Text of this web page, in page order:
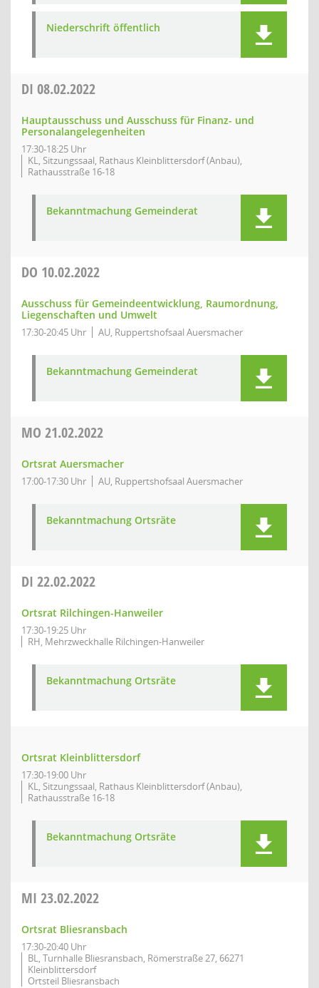
Niederschrift öffentlich
DI 08.02.2022
Hauptausschuss und Ausschuss für Finanz- und
Personalangelegenheiten
17:30-18:25 Uhr
KL, Sitzungssaal, Rathaus Kleinblittersdorf (Anbau),
Rathausstraße 16-18
Bekanntmachung Gemeinderat
DO 10.02.2022
Ausschuss für Gemeindeentwicklung, Raumordnung,
Liegenschaften und Umwelt
17:30-20:45 Uhr AU, Ruppertshofsaal Auersmacher
Bekanntmachung Gemeinderat
MO 21.02.2022
Ortsrat Auersmacher
17:00-17:30 Uhr AU, Ruppertshofsaal Auersmacher
Bekanntmachung Ortsräte
DI 22.02.2022
Ortsrat Rilchingen-Hanweiler
17:30-19:25 Uhr
RH, Mehrzweckhalle Rilchingen-Hanweiler
Bekanntmachung Ortsräte
Ortsrat Kleinblittersdorf
17:30-19:00 Uhr
KL, Sitzungssaal, Rathaus Kleinblittersdorf (Anbau),
Rathausstraße 16-18
Bekanntmachung Ortsräte
MI 23.02.2022
Ortsrat Bliesransbach
17:30-20:40 Uhr
BL, Turnhalle Bliesransbach, Römerstraße 27, 66271
Kleinblittersdorf
Ortsteil Bliesransbach